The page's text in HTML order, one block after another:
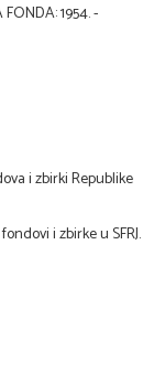
1954. -
i zbirki Republike
i zbirke u SFRJ.